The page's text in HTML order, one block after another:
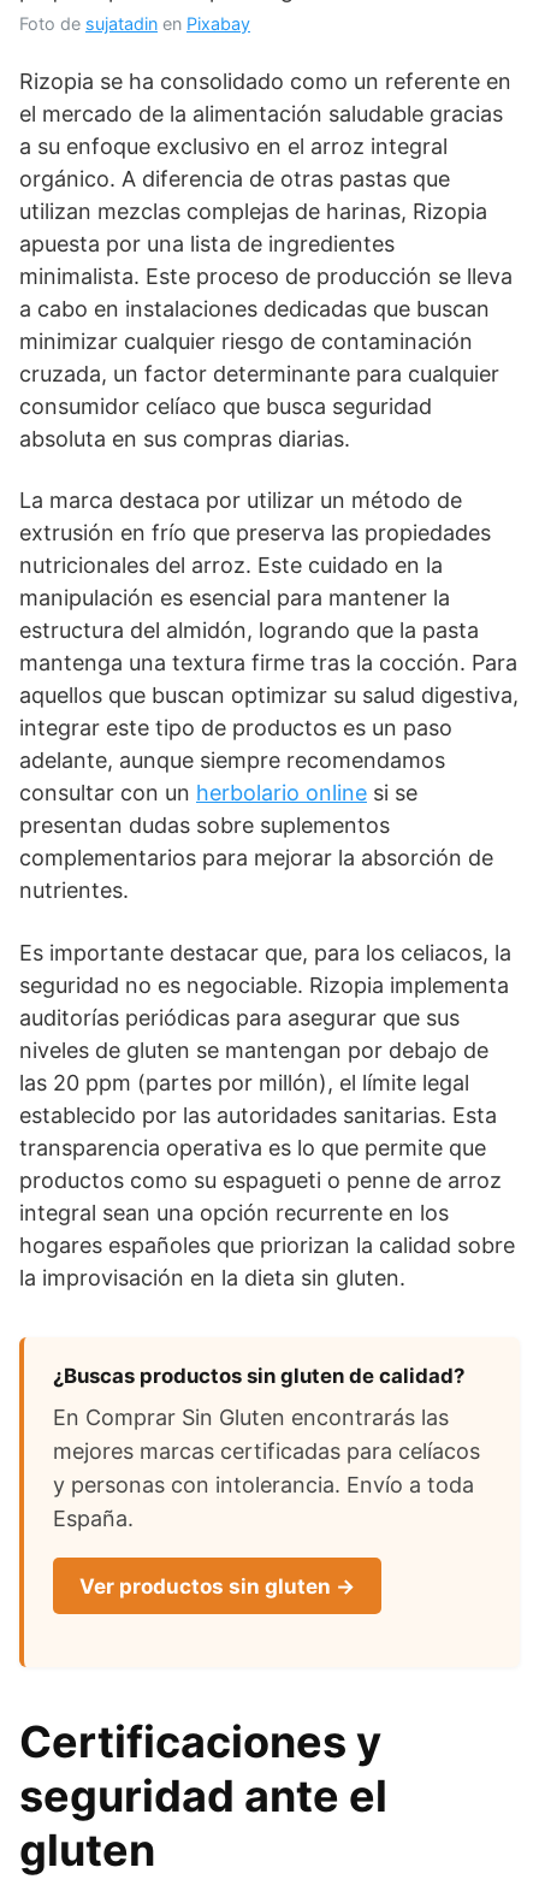
Foto de sujatadin en Pixabay
Rizopia se ha consolidado como un referente en
el mercado de la alimentación saludable gracias
a su enfoque exclusivo en el arroz integral
orgánico. A diferencia de otras pastas que
utilizan mezclas complejas de harinas, Rizopia
apuesta por una lista de ingredientes
minimalista. Este proceso de producción se lleva
a cabo en instalaciones dedicadas que buscan
minimizar cualquier riesgo de contaminación
cruzada, un factor determinante para cualquier
consumidor celíaco que busca seguridad
absoluta en sus compras diarias.
La marca destaca por utilizar un método de
extrusión en frío que preserva las propiedades
nutricionales del arroz. Este cuidado en la
manipulación es esencial para mantener la
estructura del almidón, logrando que la pasta
mantenga una textura firme tras la cocción. Para
aquellos que buscan optimizar su salud digestiva,
integrar este tipo de productos es un paso
adelante, aunque siempre recomendamos
consultar con un herbolario online si se
presentan dudas sobre suplementos
complementarios para mejorar la absorción de
nutrientes.
Es importante destacar que, para los celiacos, la
seguridad no es negociable. Rizopia implementa
auditorías periódicas para asegurar que sus
niveles de gluten se mantengan por debajo de
las 20 ppm (partes por millón), el límite legal
establecido por las autoridades sanitarias. Esta
transparencia operativa es lo que permite que
productos como su espagueti o penne de arroz
integral sean una opción recurrente en los
hogares españoles que priorizan la calidad sobre
la improvisación en la dieta sin gluten.
¿Buscas productos sin gluten de calidad?
En Comprar Sin Gluten encontrarás las
mejores marcas certificadas para celíacos
y personas con intolerancia. Envío a toda
España.
Ver productos sin gluten →
Certificaciones y
seguridad ante el
gluten